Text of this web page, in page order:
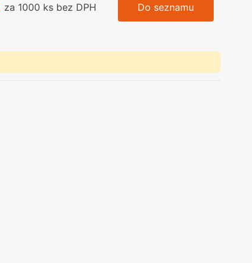
za 1000 ks bez DPH Do seznamu